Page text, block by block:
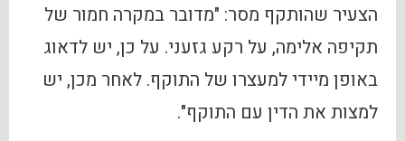
הצעיר שהותקף מסר: "מדובר ‏במקרה חמור של
תקיפה אלימה, על רקע גזעני. על ‏כן, ‏יש ‏לדאוג
‏באופן ‏מיידי למעצרו של‏ התוקף. ‏לאחר‏ מכן,‏ יש
‏למצות את הדין עם‏ התוקף".